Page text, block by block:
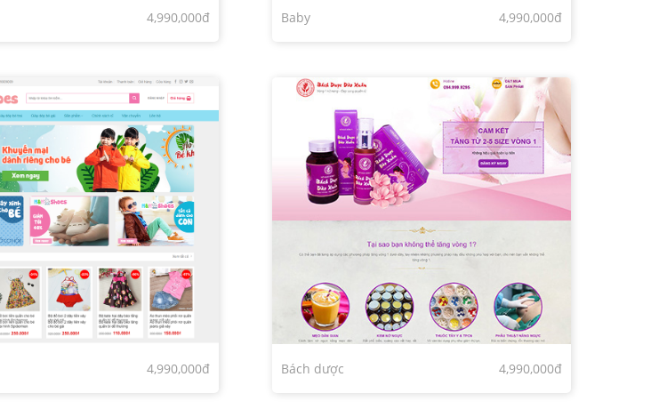
4,990,000đ Baby 4,990,000đ
4,990,000đ Bách dược 4,990,000đ